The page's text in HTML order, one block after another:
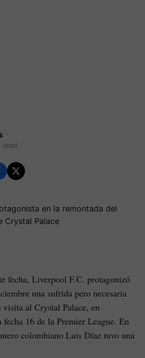
read
fecha, Liverpool F.C. protagonizó
una sufrida pero necesaria
al Crystal Palace, en
16 de la Premier League. En
colombiano Luis Díaz tuvo una